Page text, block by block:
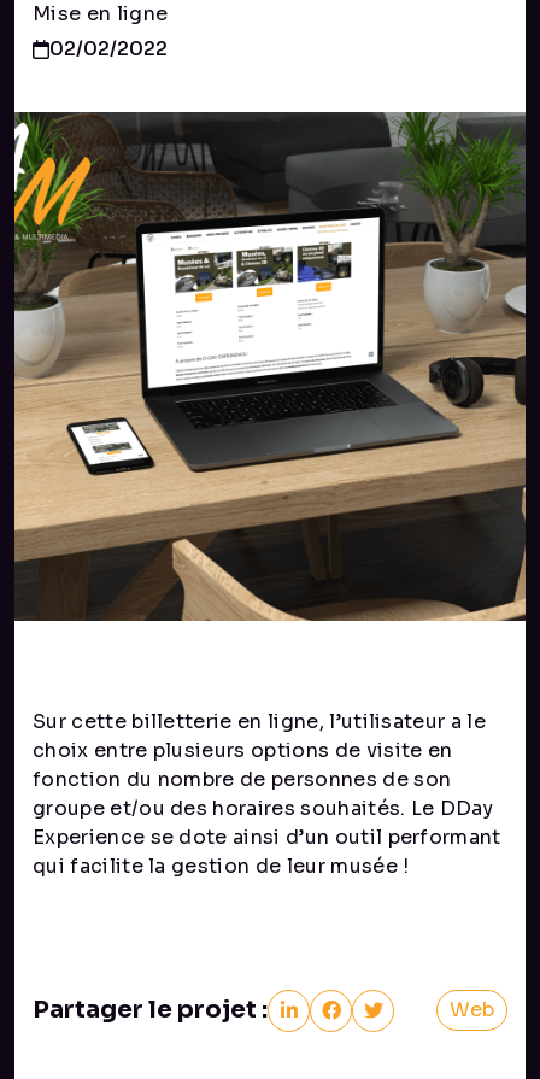
Mise en ligne
02/02/2022
Sur cette billetterie en ligne, l’utilisateur a le
choix entre plusieurs options de visite en
fonction du nombre de personnes de son
groupe et/ou des horaires souhaités. Le DDay
Experience se dote ainsi d’un outil performant
qui facilite la gestion de leur musée !
Partager le projet : Web